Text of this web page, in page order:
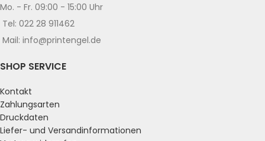
Mo. - Fr. 09:00 - 15:00 Uhr
Tel: 022 28 911462
Mail: info@printengel.de
SHOP SERVICE
Kontakt
Zahlungsarten
Druckdaten
Liefer- und Versandinformationen